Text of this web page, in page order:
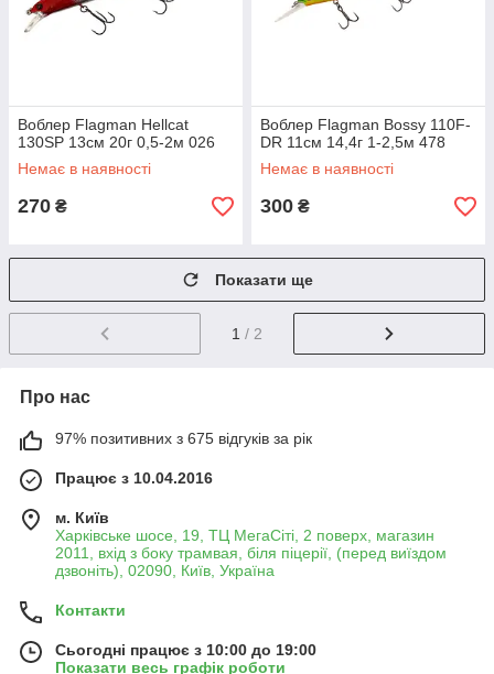
Воблер Flagman Hellcat
130SP 13см 20г 0,5-2м 026
Немає в наявності
270 ₴
Воблер Flagman Bossy 110F-
DR 11см 14,4г 1-2,5м 478
Немає в наявності
300 ₴
Показати ще
1 / 2
Про нас
97% позитивних з 675 відгуків за рік
Працює з 10.04.2016
м. Київ
Харківське шосе, 19, ТЦ МегаСіті, 2 поверх, магазин
2011, вхід з боку трамвая, біля піцерії, (перед виїздом
дзвоніть), 02090, Київ, Україна
Контакти
Сьогодні працює з 10:00 до 19:00
Показати весь графік роботи